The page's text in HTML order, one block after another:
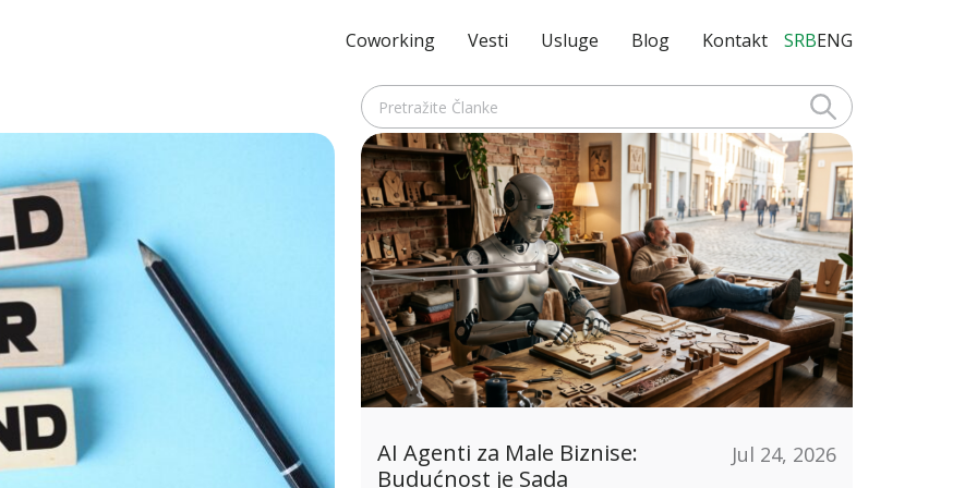
Coworking Vesti Usluge Blog Kontakt SRBENG
AI Agenti za Male Biznise:
Budućnost je Sada
Jul 24, 2026